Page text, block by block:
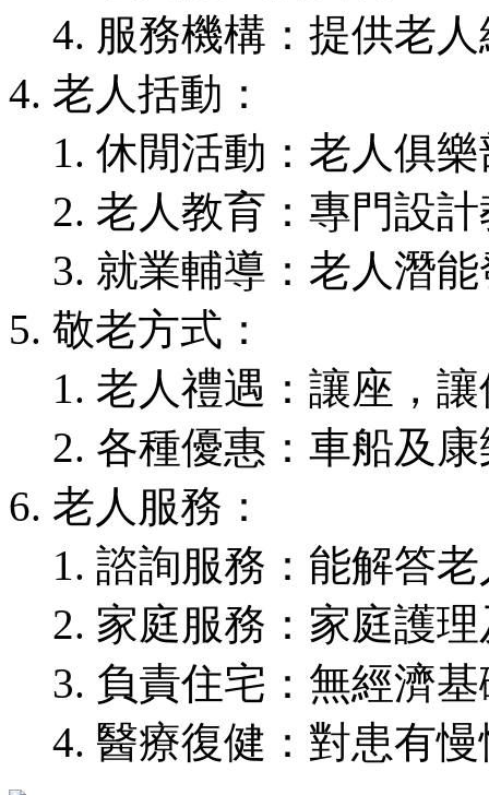
服務機構：提供老
老人括動：
休閒活動：老人俱樂
老人教育：專門設
就業輔導：老人潛
敬老方式：
老人禮遇：讓座，
各種優惠：車船及
老人服務：
諮詢服務：能解答
家庭服務：家庭護
負責住宅：無經濟
醫療復健：對患有